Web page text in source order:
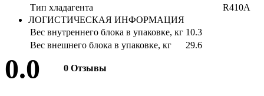
Тип хладагента
R410A
ЛОГИСТИЧЕСКАЯ ИНФОРМАЦИЯ
Вес внутреннего блока в упаковке, кг 10.3
Вес внешнего блока в упаковке, кг
29.6
0.0 0 Отзывы